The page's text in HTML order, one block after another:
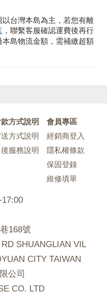
台灣本島為主，若您有離
，聯繫客服確認運費後再行
島物流金額，需補繳超額
方式說明
方式說明
服務說明
會員專區
經銷商登入
隱私權條款
保固登錄
維修填單
168號
SHUANGLIAN VIL
CITY TAIWAN
公司
CO. LTD